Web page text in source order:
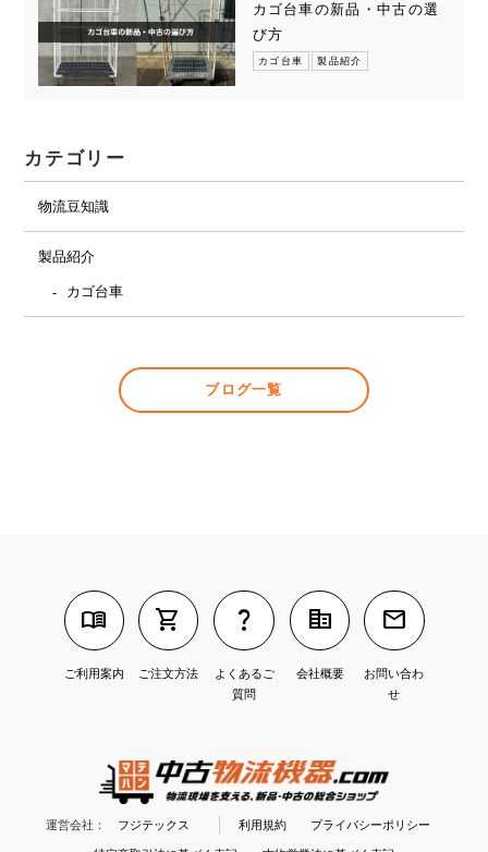
カゴ台車の新品・中古の選
び方
カゴ台車 製品紹介
カテゴリー
物流豆知識
製品紹介
カゴ台車
ブログ一覧
menu_book
ご利用案内
shopping_cart
ご注文方法
question_mark
よくあるご
質問
corporate_fare
会社概要
mail
お問い合わ
せ
運営会社： フジテックス 利用規約 プライバシーポリシー